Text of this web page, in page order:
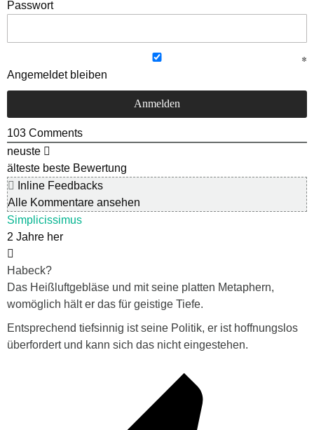
Passwort
Angemeldet bleiben
103 Comments
neuste
älteste beste Bewertung
Inline Feedbacks
Alle Kommentare ansehen
Simplicissimus
2 Jahre her
Habeck?
Das Heißluftgebläse und mit seine platten Metaphern,
womöglich hält er das für geistige Tiefe.
Entsprechend tiefsinnig ist seine Politik, er ist hoffnungslos
überfordert und kann sich das nicht eingestehen.